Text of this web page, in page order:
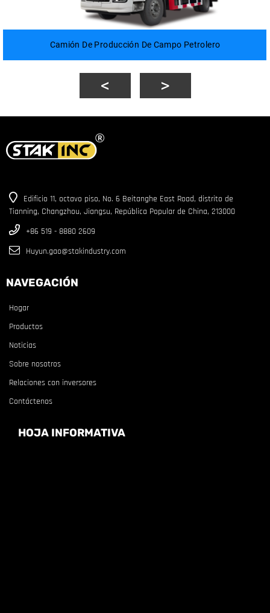
Camión De Producción De Campo Petrolero
Edificio 11, octavo piso, No. 6 Beitanghe East Road, distrito de
Tianning, Changzhou, Jiangsu, República Popular de China, 213000
+86 519 - 8880 2609
Huyun.gao@stakindustry.com
NAVEGACIÓN
Hogar
Productos
Noticias
Sobre nosotros
Relaciones con inversores
Contáctenos
HOJA INFORMATIVA